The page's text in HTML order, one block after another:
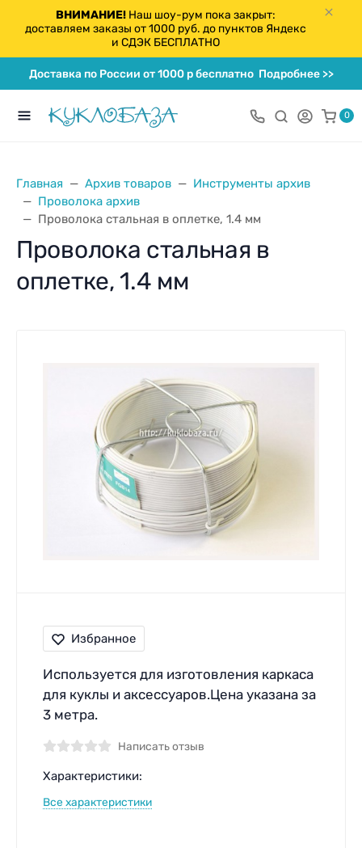
ВНИМАНИЕ!Наш шоу-рум пока закрыт:
доставляем заказы от 1000 руб. до пунктов Яндекс
и СДЭК БЕСПЛАТНО
Доставка по России от 1000 р бесплатноПодробнее >>
0
Главная Архив товаров
Инструменты архив
Проволока архив
Проволока стальная в оплетке, 1.4 мм
Проволока стальная в
оплетке, 1.4 мм
Избранное
Используется для изготовления каркаса
для куклы и аксессуаров.Цена указана за
3 метра.
Написать отзыв
Характеристики:
Все характеристики